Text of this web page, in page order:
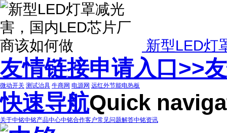
新型LED灯
友情链接申请入口>>
微动开关 测试治具 牛商网 电源网 远红外节能电热板
快速导航Quick
关于中铭中铭产品中心中铭合作客户常见问题解答中铭资讯